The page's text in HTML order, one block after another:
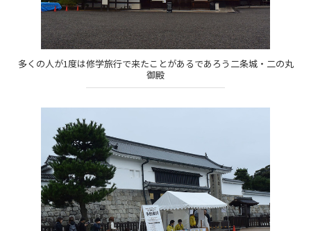
多くの人が1度は修学旅行で来たことがあるであろう二条城・二の丸
御殿